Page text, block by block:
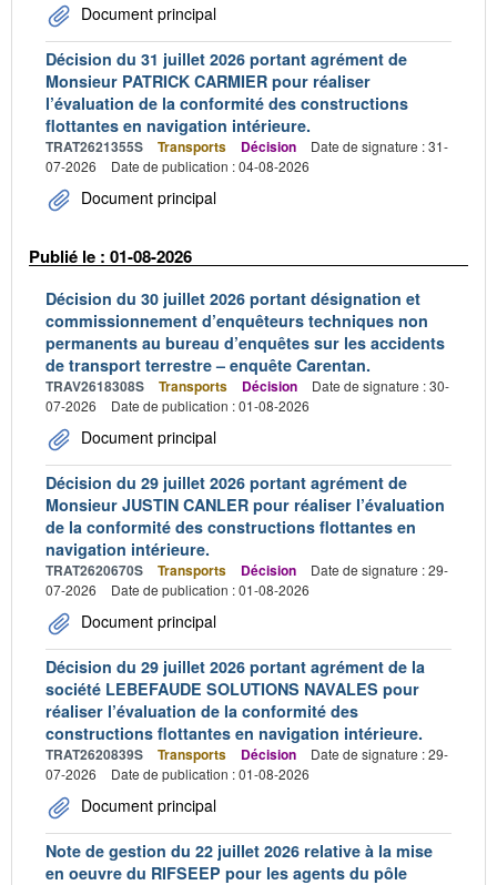
Document principal
Décision du 31 juillet 2026 portant agrément de
Monsieur PATRICK CARMIER pour réaliser
l’évaluation de la conformité des constructions
flottantes en navigation intérieure.
TRAT2621355S Transports Décision
Date de signature : 31-
07-2026
Date de publication : 04-08-2026
Document principal
Publié le : 01-08-2026
Décision du 30 juillet 2026 portant désignation et
commissionnement d’enquêteurs techniques non
permanents au bureau d’enquêtes sur les accidents
de transport terrestre – enquête Carentan.
TRAV2618308S Transports Décision
Date de signature : 30-
07-2026
Date de publication : 01-08-2026
Document principal
Décision du 29 juillet 2026 portant agrément de
Monsieur JUSTIN CANLER pour réaliser l’évaluation
de la conformité des constructions flottantes en
navigation intérieure.
TRAT2620670S Transports Décision
Date de signature : 29-
07-2026
Date de publication : 01-08-2026
Document principal
Décision du 29 juillet 2026 portant agrément de la
société LEBEFAUDE SOLUTIONS NAVALES pour
réaliser l’évaluation de la conformité des
constructions flottantes en navigation intérieure.
TRAT2620839S Transports Décision
Date de signature : 29-
07-2026
Date de publication : 01-08-2026
Document principal
Note de gestion du 22 juillet 2026 relative à la mise
en oeuvre du RIFSEEP pour les agents du pôle